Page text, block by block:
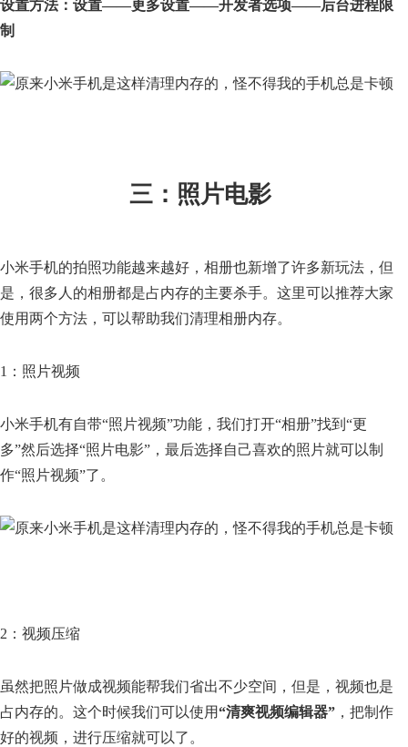
设置方法：设置——更多设置——开发者选项——后台进程限
制
三：照片电影
小米手机的拍照功能越来越好，相册也新增了许多新玩法，但
是，很多人的相册都是占内存的主要杀手。这里可以推荐大家
使用两个方法，可以帮助我们清理相册内存。
1：照片视频
小米手机有自带“照片视频”功能，我们打开“相册”找到“更
多”然后选择“照片电影”，最后选择自己喜欢的照片就可以制
作“照片视频”了。
2：视频压缩
虽然把照片做成视频能帮我们省出不少空间，但是，视频也是
占内存的。这个时候我们可以使用“清爽视频编辑器” ，把制作
好的视频，进行压缩就可以了。